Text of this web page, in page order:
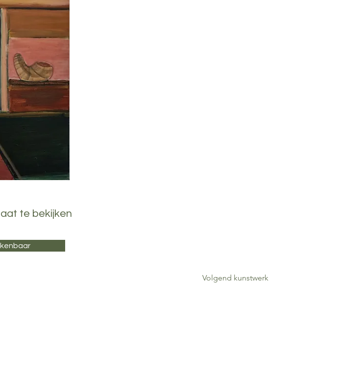
te bekijken
Volgend kunstwerk